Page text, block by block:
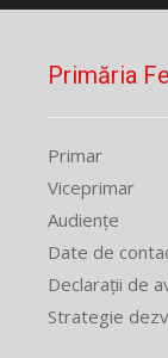
Primăria
Primar
Viceprimar
Audiențe
Date de
Declarații de
Strategie